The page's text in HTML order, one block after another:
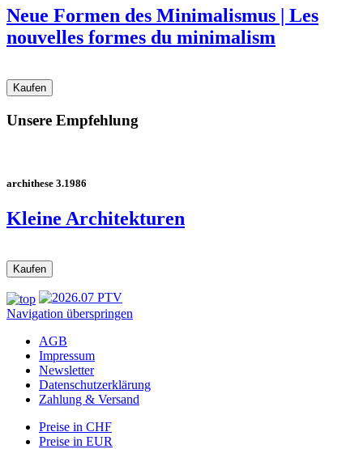
Neue Formen des Minimalismus | Les
nouvelles formes du minimalism
Unsere Empfehlung
archithese 3.1986
Kleine Architekturen
Navigation überspringen
AGB
Impressum
Newsletter
Datenschutzerklärung
Zahlung & Versand
Preise in CHF
Preise in EUR